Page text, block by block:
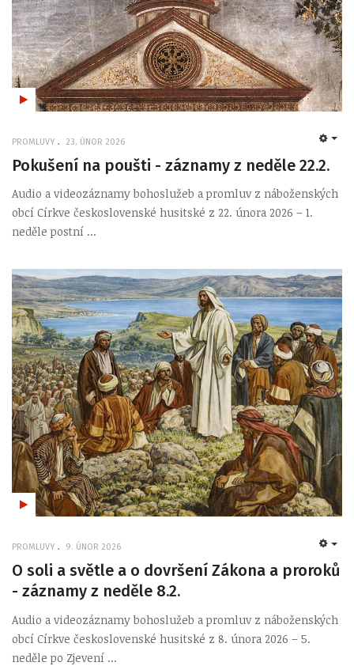
PROMLUVY 23. ÚNOR 2026
Pokušení na poušti - záznamy z neděle 22.2.
Audio a videozáznamy bohoslužeb a promluv z náboženských
obcí Církve československé husitské z 22. února 2026 – 1.
neděle postní ...
PROMLUVY 9. ÚNOR 2026
O soli a světle a o dovršení Zákona a proroků
- záznamy z neděle 8.2.
Audio a videozáznamy bohoslužeb a promluv z náboženských
obcí Církve československé husitské z 8. února 2026 – 5.
neděle po Zjevení ...